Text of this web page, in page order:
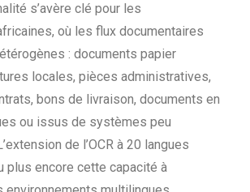
s’avère clé pour les
où les flux documentaires
: documents papier
locales, pièces administratives,
bons de livraison, documents en
ou issus de systèmes peu
de l’OCR à 20 langues
plus encore cette capacité à